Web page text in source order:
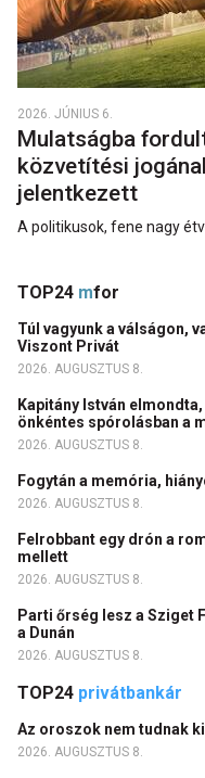
2026. JÚNIUS 6.
Mulatságba
közvetítési
jelentkezett
A politikusok, fene nagy
TOP24 mfor
Túl vagyunk a válságon,
Viszont Privát
2026. AUGUSZTUS 8.
Kapitány István
önkéntes spórolásban a
2026. AUGUSZTUS 8.
Fogytán a memória,
2026. AUGUSZTUS 8.
Felrobbant egy drón a
mellett
2026. AUGUSZTUS 8.
Parti őrség lesz a Sziget
a Dunán
2026. AUGUSZTUS 8.
TOP24 privátbankár
Az oroszok nem tudnak
2026. AUGUSZTUS 8.